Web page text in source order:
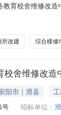
教育校舍维修改
工进行公开招标
所改建 综合楼修
舍维修改
阳市｜滑县
号 招标单位：